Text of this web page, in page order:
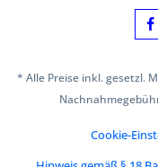
* Alle Preise inkl. gesetzl.
Cookie-